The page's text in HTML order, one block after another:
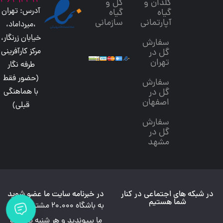
گلدان و
گیاه
آپارتمانی
سفارش
گل در
تهران
سفارش
گل در
اصفهان
سفارش
گل در
مشهد
گل و
گیاه
سازمانی
آدرس: تهران
،میرداماد،
خیابان زرنگار،
مرکز کارآفرینی
طرفه نگار
(حضور فقط
با هماهنگی
قبلی)
در شبکه های اجتماعی در کنار
شما هستیم
در خبرنامه سایت ما عضو شوید
به باشگاه 20.000 مشتری وفادار